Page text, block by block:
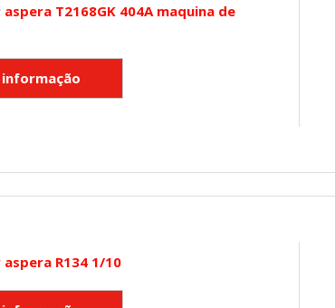
T2168GK 404A maquina de
R134 1/10